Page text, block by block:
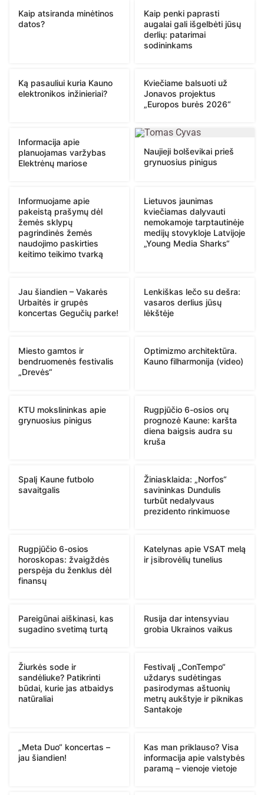
Kaip atsiranda minėtinos
datos?
Kaip penki paprasti
augalai gali išgelbėti jūsų
derlių: patarimai
sodininkams
Ką pasauliui kuria Kauno
elektronikos inžinieriai?
Kviečiame balsuoti už
Jonavos projektus
„Europos burės 2026“
Informacija apie
planuojamas varžybas
Elektrėnų mariose
Naujieji bolševikai prieš
grynuosius pinigus
Informuojame apie
pakeistą prašymų dėl
žemės sklypų
pagrindinės žemės
naudojimo paskirties
keitimo teikimo tvarką
Lietuvos jaunimas
kviečiamas dalyvauti
nemokamoje tarptautinėje
medijų stovykloje Latvijoje
„Young Media Sharks“
Jau šiandien – Vakarės
Urbaitės ir grupės
koncertas Gegučių parke!
Lenkiškas lečo su dešra:
vasaros derlius jūsų
lėkštėje
Miesto gamtos ir
bendruomenės festivalis
„Drevės“
Optimizmo architektūra.
Kauno filharmonija (video)
KTU mokslininkas apie
grynuosius pinigus
Rugpjūčio 6-osios orų
prognozė Kaune: karšta
diena baigsis audra su
kruša
Spalį Kaune futbolo
savaitgalis
Žiniasklaida: „Norfos“
savininkas Dundulis
turbūt nedalyvaus
prezidento rinkimuose
Rugpjūčio 6-osios
horoskopas: žvaigždės
perspėja du ženklus dėl
finansų
Katelynas apie VSAT melą
ir įsibrovėlių tunelius
Pareigūnai aiškinasi, kas
sugadino svetimą turtą
Rusija dar intensyviau
grobia Ukrainos vaikus
Žiurkės sode ir
sandėliuke? Patikrinti
būdai, kurie jas atbaidys
natūraliai
Festivalį „ConTempo“
uždarys sudėtingas
pasirodymas aštuonių
metrų aukštyje ir piknikas
Santakoje
„Meta Duo“ koncertas –
jau šiandien!
Kas man priklauso? Visa
informacija apie valstybės
paramą – vienoje vietoje